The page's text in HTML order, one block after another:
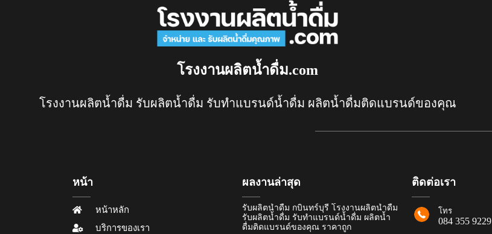
โรงงานผลิตน้ำดื่ม.com
โรงงานผลิตน้ำดื่ม รับผลิตน้ำดื่ม รับทำแบรนด์น้ำดื่ม ผลิตน้ำดื่มติดแบรนด์ของคุณ
หน้า
หน้าหลัก
บริการของเรา
ผลงานล่าสุด
รับผลิตน้ำดื่ม กบินทร์บุรี โรงงานผลิตน้ำดื่ม
รับผลิตน้ำดื่ม รับทำแบรนด์น้ำดื่ม ผลิตน้ำ
ดื่มติดแบรนด์ของคุณ ราคาถูก
ติดต่อเรา
โทร
084 355 9229